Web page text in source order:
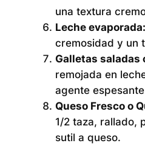
una textura
Leche evaporada:
cremosidad y un
Galletas saladas
remojada en
agente
Queso Fresco o
1/2 taza, rallado,
sutil a queso.